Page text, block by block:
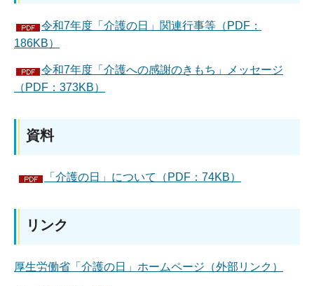
令和7年度「介護の日」関連行事等（PDF：
186KB）
令和7年度「介護への感謝のきもち」メッセージ
（PDF：373KB）
資料
「介護の日」について（PDF：74KB）
リンク
厚生労働省「介護の日」ホームページ（外部リンク）